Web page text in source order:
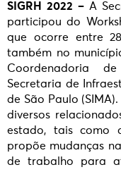
SIGRH 2022 –A
participou do
que ocorre entre
também no
Coordenadoria
Secretaria de
de São Paulo
diversos
estado, tais como
propõe mudanças
de trabalho para